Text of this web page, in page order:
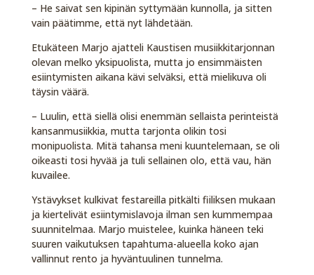
– He saivat sen kipinän syttymään kunnolla, ja sitten
vain päätimme, että nyt lähdetään.
Etukäteen Marjo ajatteli Kaustisen musiikkitarjonnan
olevan melko yksipuolista, mutta jo ensimmäisten
esiintymisten aikana kävi selväksi, että mielikuva oli
täysin väärä.
– Luulin, että siellä olisi enemmän sellaista perinteistä
kansanmusiikkia, mutta tarjonta olikin tosi
monipuolista. Mitä tahansa meni kuuntelemaan, se oli
oikeasti tosi hyvää ja tuli sellainen olo, että vau, hän
kuvailee.
Ystävykset kulkivat festareilla pitkälti fiiliksen mukaan
ja kiertelivät esiintymislavoja ilman sen kummempaa
suunnitelmaa. Marjo muistelee, kuinka häneen teki
suuren vaikutuksen tapahtuma-alueella koko ajan
vallinnut rento ja hyväntuulinen tunnelma.